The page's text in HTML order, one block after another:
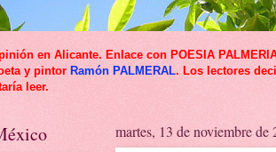
en Alicante. Enlace con POESIA
y pintor Ramón PALMERAL. Los lectores
leer.
martes, 13 de noviembre de